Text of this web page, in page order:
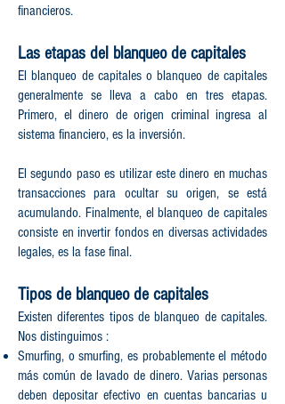
financieros.
Las etapas del blanqueo de capitales
El blanqueo de capitales o blanqueo de capitales
generalmente se lleva a cabo en tres etapas.
Primero, el dinero de origen criminal ingresa al
sistema financiero, es la inversión.
El segundo paso es utilizar este dinero en muchas
transacciones para ocultar su origen, se está
acumulando. Finalmente, el blanqueo de capitales
consiste en invertir fondos en diversas actividades
legales, es la fase final.
Tipos de blanqueo de capitales
Existen diferentes tipos de blanqueo de capitales.
Nos distinguimos :
Smurfing, o smurfing, es probablemente el método
más común de lavado de dinero. Varias personas
deben depositar efectivo en cuentas bancarias u